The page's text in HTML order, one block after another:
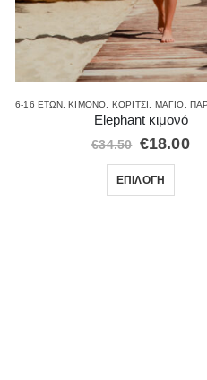
ΣΕΤ ΡΟΎΧΑ
6-16 ΕΤΏΝ,ΚΙΜΟΝΌ ΚΟΡΊΤΣΙ ΜΑΓΙΌ ,
Elephant κιμονό
€34.50 €18.00
ΕΠΙΛΟΓΉ